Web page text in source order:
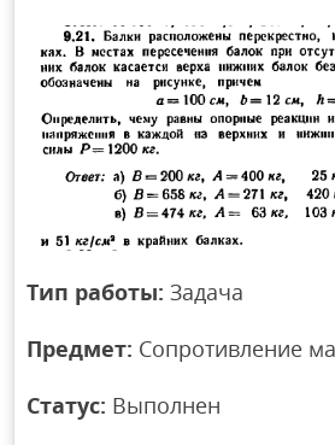
Тип работы: Задача
Предмет: Сопротивление
Статус: Выполнен